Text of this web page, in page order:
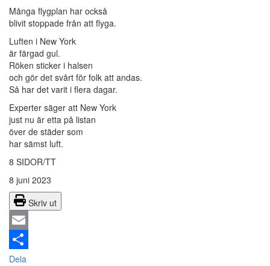
Många flygplan har också
blivit stoppade från att flyga.
Luften i New York
är färgad gul.
Röken sticker i halsen
och gör det svårt för folk att andas.
Så har det varit i flera dagar.
Experter säger att New York
just nu är etta på listan
över de städer som
har sämst luft.
8 SIDOR/TT
8 juni 2023
Skriv ut
Email
Dela